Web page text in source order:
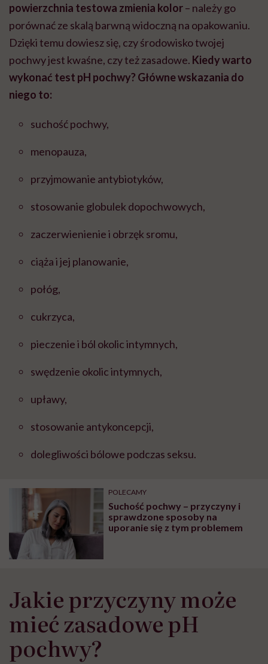
powierzchnia testowa zmienia kolor– należy go
porównać ze skalą barwną widoczną na opakowaniu.
Dzięki temu dowiesz się, czy środowisko twojej
pochwy jest kwaśne, czy też zasadowe. Kiedy warto
wykonać test pH pochwy? Główne wskazania do
niego to:
suchość pochwy,
menopauza,
przyjmowanie antybiotyków,
stosowanie globulek dopochwowych,
zaczerwienienie i obrzęk sromu,
ciąża i jej planowanie,
połóg,
cukrzyca,
pieczenie i ból okolic intymnych,
swędzenie okolic intymnych,
upławy,
stosowanie antykoncepcji,
dolegliwości bólowe podczas seksu.
POLECAMY
Suchość pochwy – przyczyny i
sprawdzone sposoby na
uporanie się z tym problemem
Jakie przyczyny może
mieć zasadowe pH
pochwy?